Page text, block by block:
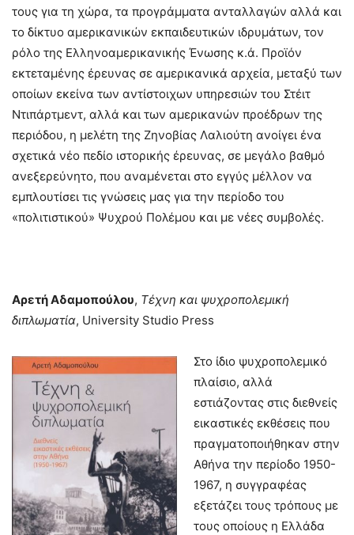
τους για τη χώρα, τα προγράμματα ανταλλαγών αλλά και
το δίκτυο αμερικανικών εκπαιδευτικών ιδρυμάτων, τον
ρόλο της Ελληνοαμερικανικής Ένωσης κ.ά. Προϊόν
εκτεταμένης έρευνας σε αμερικανικά αρχεία, μεταξύ των
οποίων εκείνα των αντίστοιχων υπηρεσιών του Στέιτ
Ντιπάρτμεντ, αλλά και των αμερικανών προέδρων της
περιόδου, η μελέτη της Ζηνοβίας Λαλιούτη ανοίγει ένα
σχετικά νέο πεδίο ιστορικής έρευνας, σε μεγάλο βαθμό
ανεξερεύνητο, που αναμένεται στο εγγύς μέλλον να
εμπλουτίσει τις γνώσεις μας για την περίοδο του
«πολιτιστικού» Ψυχρού Πολέμου και με νέες συμβολές.
Αρετή Αδαμοπούλου, Τέχνη και ψυχροπολεμική
διπλωματία, University Studio Press
Στο ίδιο ψυχροπολεμικό
πλαίσιο, αλλά
εστιάζοντας στις διεθνείς
εικαστικές εκθέσεις που
πραγματοποιήθηκαν στην
Αθήνα την περίοδο 1950-
1967, η συγγραφέας
εξετάζει τους τρόπους με
τους οποίους η Ελλάδα